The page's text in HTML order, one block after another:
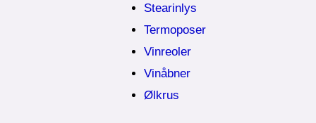
Stearinlys
Termoposer
Vinreoler
Vinåbner
Ølkrus